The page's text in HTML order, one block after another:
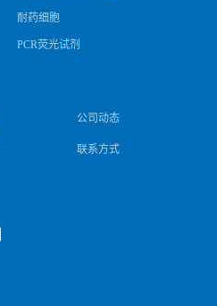
耐药细胞
PCR荧光试剂
公司动态
联系方式